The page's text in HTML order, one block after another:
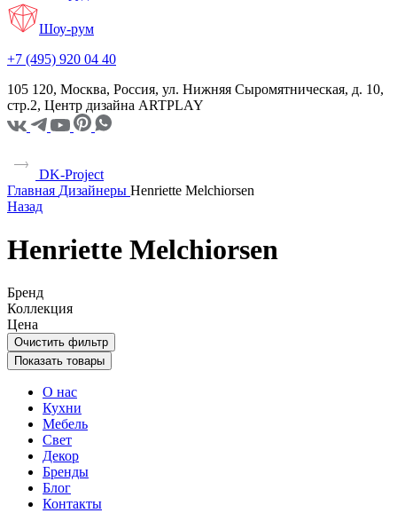
Шоу-рум
+7 (495) 920 04 40
105 120, Москва, Россия, ул. Нижняя Сыромятническая, д. 10,
стр.2, Центр дизайна ARTPLAY
DK-Project
Главная Дизайнеры Henriette Melchiorsen
Назад
Henriette Melchiorsen
Бренд
Коллекция
Цена
Очистить фильтр
Показать товары
О нас
Кухни
Мебель
Свет
Декор
Бренды
Блог
Контакты